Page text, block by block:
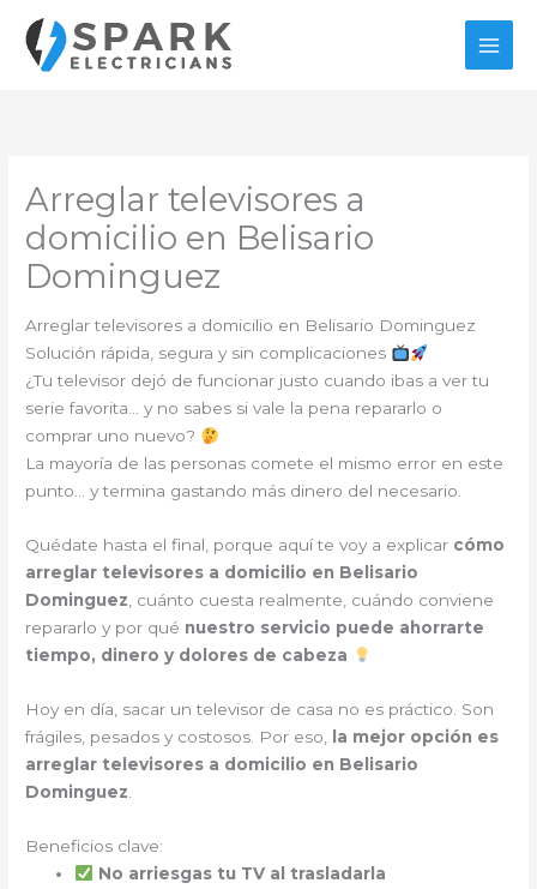
contenido
Arreglar televisores a
domicilio en Belisario
Dominguez
Arreglar televisores a domicilio en Belisario Dominguez
Solución rápida, segura y sin complicaciones
¿Tu televisor dejó de funcionar justo cuando ibas a ver tu
serie favorita… y no sabes si vale la pena repararlo o
comprar uno nuevo?
La mayoría de las personas comete el mismo error en este
punto… y termina gastando más dinero del necesario.
Quédate hasta el final, porque aquí te voy a explicar cómo
arreglar televisores a domicilio en Belisario
Dominguez , cuánto cuesta realmente, cuándo conviene
repararlo y por qué nuestro servicio puede ahorrarte
tiempo, dinero y dolores de cabeza
Hoy en día, sacar un televisor de casa no es práctico. Son
frágiles, pesados y costosos. Por eso,
la mejor opción es
arreglar televisores a domicilio en Belisario
Dominguez
Beneficios clave:
No arriesgas tu TV al trasladarla